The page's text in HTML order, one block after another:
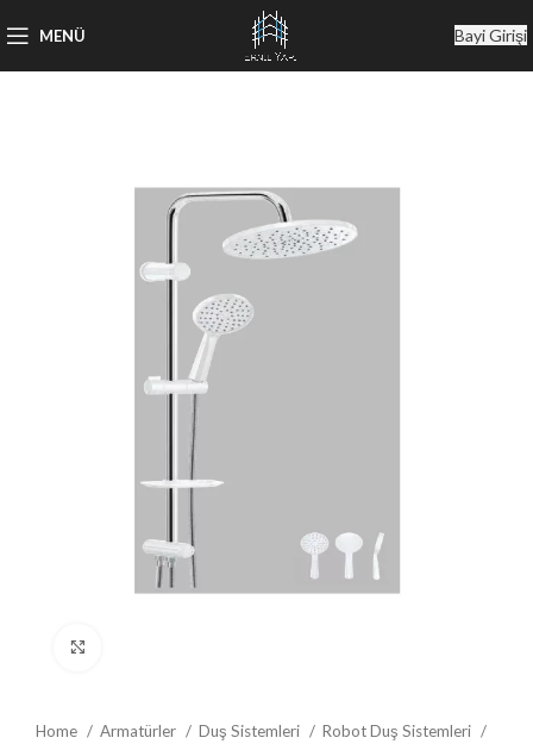
MENÜ Bayi Girişi
Home Armatürler Duş Sistemleri
Robot Duş Sistemleri